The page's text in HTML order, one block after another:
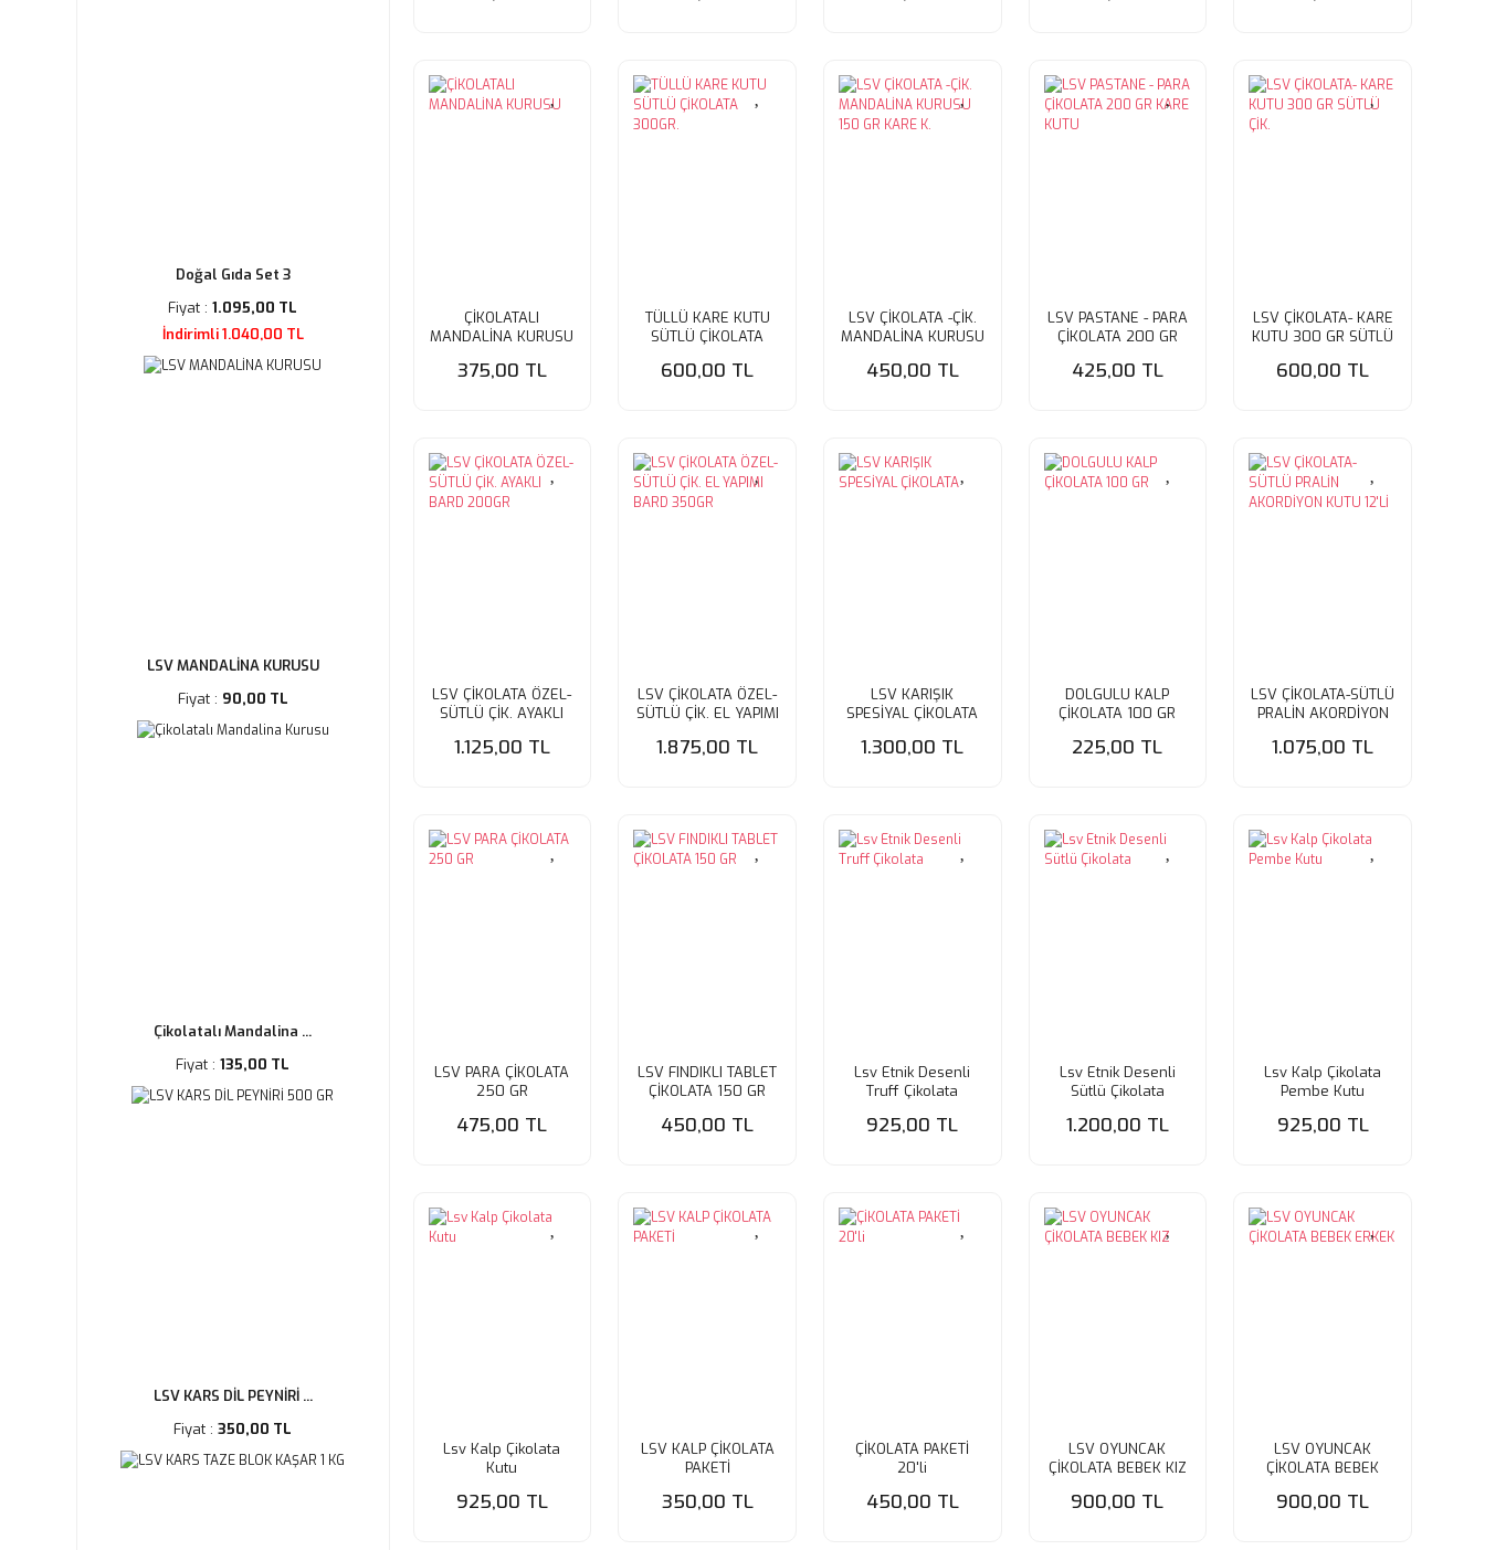
Doğal Gıda Set 3
Fiyat :1.095,00 TL
İndirimli 1.040,00 TL
LSV MANDALİNA KURUSU
Fiyat : 90,00 TL
Çikolatalı Mandalina ...
Fiyat :135,00 TL
LSV KARS DİL PEYNİRİ ...
Fiyat :350,00 TL
ÇİKOLATALI
MANDALİNA KURUSU
375,00 TL
TÜLLÜ KARE KUTU
SÜTLÜ ÇİKOLATA
600,00 TL
LSV ÇİKOLATA -ÇİK.
MANDALİNA KURUSU
450,00 TL
LSV PASTANE - PARA
ÇİKOLATA 200 GR
425,00 TL
LSV ÇİKOLATA- KARE
KUTU 300 GR SÜTLÜ
600,00 TL
LSV ÇİKOLATA ÖZEL-
SÜTLÜ ÇİK. AYAKLI
1.125,00 TL
LSV ÇİKOLATA ÖZEL-
SÜTLÜ ÇİK. EL YAPIMI
1.875,00 TL
LSV KARIŞIK
SPESİYAL ÇİKOLATA
1.300,00 TL
DOLGULU KALP
ÇİKOLATA 100 GR
225,00 TL
LSV ÇİKOLATA-SÜTLÜ
PRALİN AKORDİYON
1.075,00 TL
LSV PARA ÇİKOLATA
250 GR
475,00 TL
LSV FINDIKLI TABLET
ÇİKOLATA 150 GR
450,00 TL
Lsv Etnik Desenli
Truff Çikolata
925,00 TL
Lsv Etnik Desenli
Sütlü Çikolata
1.200,00 TL
Lsv Kalp Çikolata
Pembe Kutu
925,00 TL
Lsv Kalp Çikolata
Kutu
925,00 TL
LSV KALP ÇİKOLATA
PAKETİ
350,00 TL
ÇİKOLATA PAKETİ
20'li
450,00 TL
LSV OYUNCAK
ÇİKOLATA BEBEK KIZ
900,00 TL
LSV OYUNCAK
ÇİKOLATA BEBEK
900,00 TL